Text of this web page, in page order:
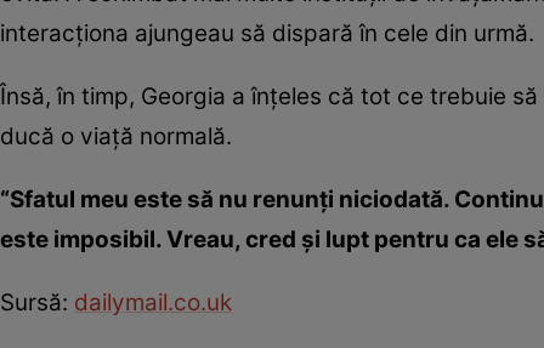
interacţiona ajungeau să dispară în cele din urmă.
Însă, în timp, Georgia a înţeles că tot ce trebuie
ducă o viaţă normală.
“Sfatul meu este să nu renunţi niciodată.
este imposibil. Vreau, cred şi lupt pentru ca ele
Sursă: dailymail.co.uk